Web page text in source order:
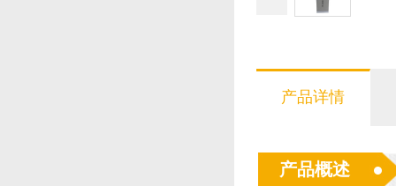
产品详情
产品概述